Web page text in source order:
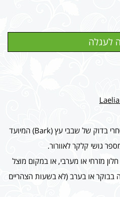
מומלץ להשתמש במצע מיסחרי בדוק של שבבי עץ (Bark) המיועד
גושי קלקר לאוורור.
מזרחי או מערבי, או במקום מוצל
בבוקר או בערב (לא בשעות הצהריים